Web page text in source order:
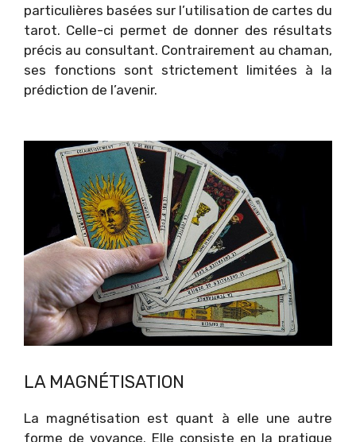
particulières basées sur l’utilisation de cartes du
tarot. Celle-ci permet de donner des résultats
précis au consultant. Contrairement au chaman,
ses fonctions sont strictement limitées à la
prédiction de l’avenir.
LA MAGNÉTISATION
La magnétisation est quant à elle une autre
forme de voyance. Elle consiste en la pratique